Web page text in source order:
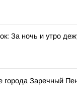
За ночь и утро
города Заречный